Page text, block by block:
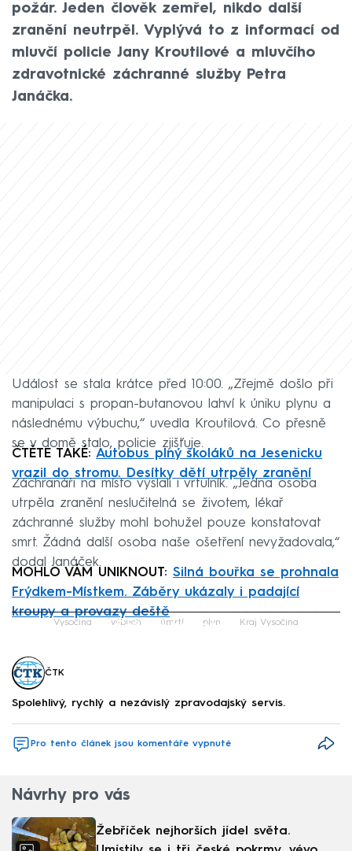
požár. Jeden člověk zemřel, nikdo další
zranění neutrpěl. Vyplývá to z informací od
mluvčí policie Jany Kroutilové a mluvčího
zdravotnické záchranné služby Petra
Janáčka.
Událost se stala krátce před 10:00. „Zřejmě došlo při
manipulaci s propan-butanovou lahví k úniku plynu a
následnému výbuchu,“ uvedla Kroutilová. Co přesně
se v domě stalo, policie zjišťuje.
ČTĚTE TAKÉ: Autobus plný školáků na Jesenicku
vrazil do stromu. Desítky dětí utrpěly zranění
Záchranáři na místo vyslali i vrtulník. „Jedna osoba
utrpěla zranění neslučitelná se životem, lékař
záchranné služby mohl bohužel pouze konstatovat
smrt. Žádná další osoba naše ošetření nevyžadovala,“
dodal Janáček.
MOHLO VÁM UNIKNOUT: Silná bouřka se prohnala
Frýdkem-Místkem. Záběry ukázaly i padající
kroupy a provazy deště
Failed to fetch
Vysočina výbuch úmrtí plyn Kraj Vysočina
ČTK
Spolehlivý, rychlý a nezávislý zpravodajský servis.
Pro tento článek jsou komentáře vypnuté
Návrhy pro vás
Žebříček nejhorších jídel světa.